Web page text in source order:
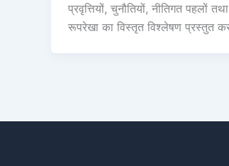
प्रवृत्तियों, चुनौतियों, नीतिगत पहलों
रूपरेखा का विस्तृत विश्लेषण प्रस्तुत